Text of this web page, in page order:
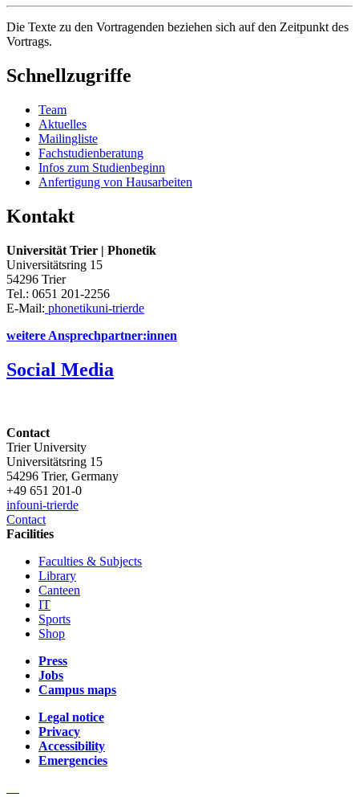
Die Texte zu den Vortragenden beziehen sich auf den Zeitpunkt des
Vortrags.
Schnellzugriffe
Team
Aktuelles
Mailingliste
Fachstudienberatung
Infos zum Studienbeginn
Anfertigung von Hausarbeiten
Kontakt
Universität Trier | Phonetik
Universitätsring 15
54296 Trier
Tel.: 0651 201-2256
E-Mail: phonetikuni-trierde
weitere Ansprechpartner:innen
Social Media
Contact
Trier University
Universitätsring 15
54296 Trier, Germany
+49 651 201-0
infouni-trierde
Contact
Facilities
Faculties & Subjects
Library
Canteen
IT
Sports
Shop
Press
Jobs
Campus maps
Legal notice
Privacy
Accessibility
Emergencies